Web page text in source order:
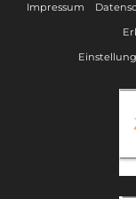
Impressum